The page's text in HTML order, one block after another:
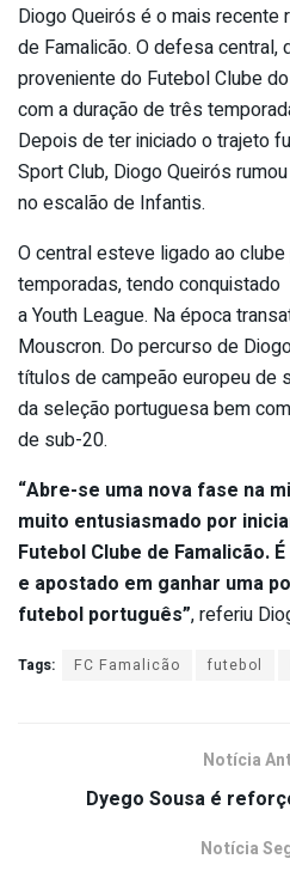
Diogo Queirós é o mais
de Famalicão. O defesa central,
proveniente do Futebol Clube
com a duração de três
Depois de ter iniciado o trajeto
Sport Club, Diogo Queirós
no escalão de Infantis.
O central esteve ligado ao
temporadas, tendo conquistado
a Youth League. Na época
Mouscron. Do percurso de
títulos de campeão europeu de
da seleção portuguesa bem
de sub-20.
“Abre-se uma nova fase na
muito entusiasmado por
Futebol Clube de Famalicão.
e apostado em ganhar uma
futebol português”, referiu
Tags: FC Famalicão futebol
Notícia
Dyego Sousa é
Notícia